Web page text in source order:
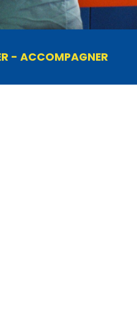
- ACCOMPAGNER